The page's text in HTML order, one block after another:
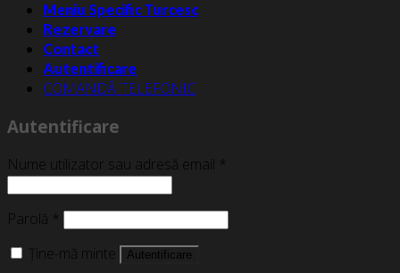
Meniu Specific Turcesc
Rezervare
Contact
Autentificare
COMANDĂ TELEFONIC
Autentificare
Nume utilizator sau adresă email *
Parolă *
Ține-mă minte
Autentificare